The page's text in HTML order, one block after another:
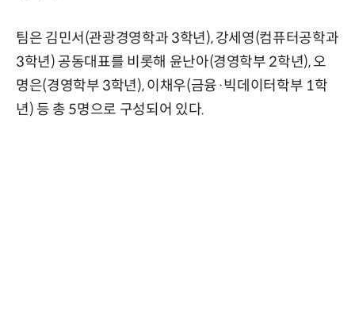
팀은 김민서(관광경영학과 3학년), 강세영(컴퓨터공학과
3학년) 공동대표를 비롯해 윤난아(경영학부 2학년), 오
명은(경영학부 3학년), 이채우(금융·빅데이터학부 1학
년) 등 총 5명으로 구성되어 있다.